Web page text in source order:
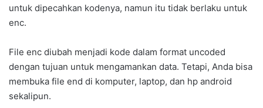
untuk dipecahkan kodenya, namun itu tidak berlaku untuk
enc.
File enc diubah menjadi kode dalam format uncoded
dengan tujuan untuk mengamankan data. Tetapi, Anda bisa
membuka file end di komputer, laptop, dan hp android
sekalipun.